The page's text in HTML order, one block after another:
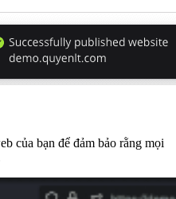
của bạn để đảm bảo rằng mọi